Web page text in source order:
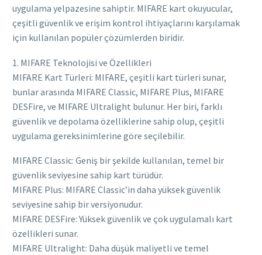
uygulama yelpazesine sahiptir. MIFARE kart okuyucular,
çeşitli güvenlik ve erişim kontrol ihtiyaçlarını karşılamak
için kullanılan popüler çözümlerden biridir.
1. MIFARE Teknolojisi ve Özellikleri
MIFARE Kart Türleri: MIFARE, çeşitli kart türleri sunar,
bunlar arasında MIFARE Classic, MIFARE Plus, MIFARE
DESFire, ve MIFARE Ultralight bulunur. Her biri, farklı
güvenlik ve depolama özelliklerine sahip olup, çeşitli
uygulama gereksinimlerine göre seçilebilir.
MIFARE Classic: Geniş bir şekilde kullanılan, temel bir
güvenlik seviyesine sahip kart türüdür.
MIFARE Plus: MIFARE Classic’in daha yüksek güvenlik
seviyesine sahip bir versiyonudur.
MIFARE DESFire: Yüksek güvenlik ve çok uygulamalı kart
özellikleri sunar.
MIFARE Ultralight: Daha düşük maliyetli ve temel